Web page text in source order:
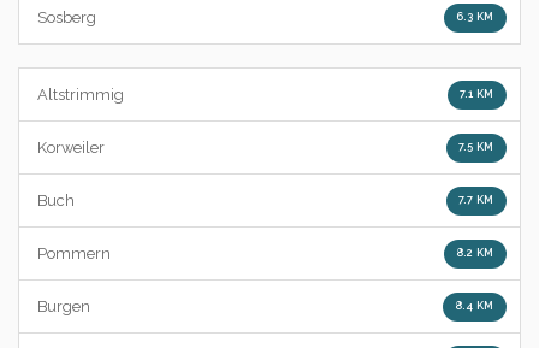
Sosberg 6.3 KM
Altstrimmig 7.1 KM
Korweiler 7.5 KM
Buch 7.7 KM
Pommern 8.2 KM
Burgen 8.4 KM